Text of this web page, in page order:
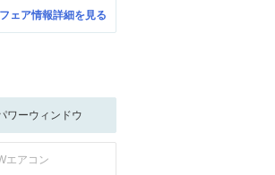
ェア情報詳細を見る
ワーウィンドウ
エアコン